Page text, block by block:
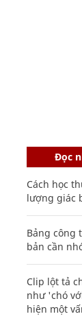
Đọc
Cách học
lượng giác
Bảng công
bản cần
Clip lột tả
như 'chó
hiện một